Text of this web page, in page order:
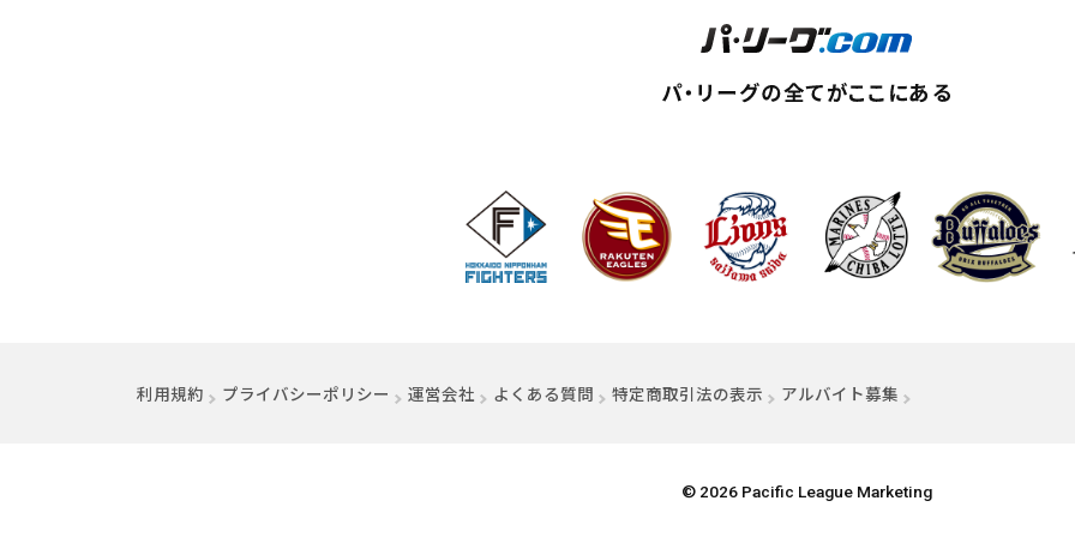
利用規約 プライバシーポリシー 運営会社 （別ウィンドウで開く）
よくある質問 特定商取引法の表示 アルバイト募集 （別ウィンドウで開く
© 2026 Pacific League Marketing